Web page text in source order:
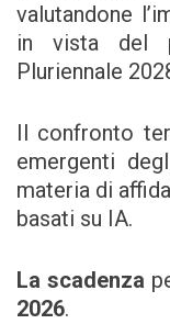
valutandone
in vista del
Pluriennale
Il confronto
emergenti
materia di
basati su IA.
La scadenza
2026.